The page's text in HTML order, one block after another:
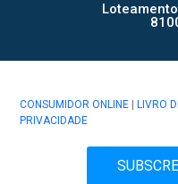
CONSUMIDOR ONLINE LIVRO
PRIVACIDADE